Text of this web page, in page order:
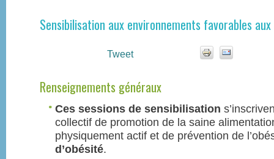
Sensibilisation aux environnements favorables
Tweet
Renseignements généraux
Ces sessions de sensibilisation
collectif de promotion de la saine
physiquement actif et de prévention de
d’obésité.